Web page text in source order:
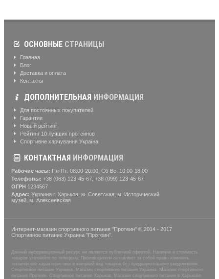
ОСНОВНЫЕ СТРАНИЦЫ
Главная
Блог
Доставка и оплата
Контакты
ДОПОЛНИТЕЛЬНАЯ ИНФОРМАЦИЯ
Для постоянных покупателей
Гарантии
Новый рейтинг
Рейтинг 10 лучших протеинов
Спортивне харчування Україна
КОНТАКТНАЯ ИНФОРМАЦИЯ
Рабочие часы: Пн-Пт: 08:00-20:00, Сб-Вс: 10:00-18:00
Телефоны: +38 (063) 123-45-67, +38 (099) 123-45-67
ОГРН 1234567
Адрес: Украина г. Харьков, м. Советская, м. Исторический
музей, м. Алексеевская
Интернет-магазин спортивного питания "Протеин" © 2014 - 2017
Спортивное питание Украина "Протеин".
Данный информационный ресурс не является публичной офертой. Наличие и стоимость
товаров уточняйте по телефону. Производители оставляют за собой право изменять
технические характеристики и внешний вид товаров без предварительного уведомления.
Спортивное питание Украина. Магазин спортивного питания Украина. Магазин спортивного
питания Протеин. Спортивное питание Харьков. Магазин спортивного питания в Харькове.